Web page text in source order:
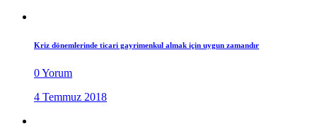
Kriz dönemlerinde ticari gayrimenkul almak için uygun zamandır
0 Yorum
4 Temmuz 2018